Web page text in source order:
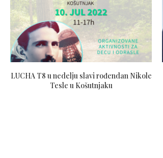
LUCHA T8 u nedelju slavi rođendan Nikole
Tesle u Košutnjaku